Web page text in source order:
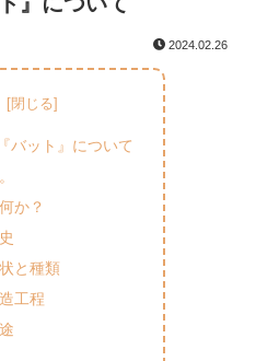
2024.02.26
バット』について
か？
と種類
工程